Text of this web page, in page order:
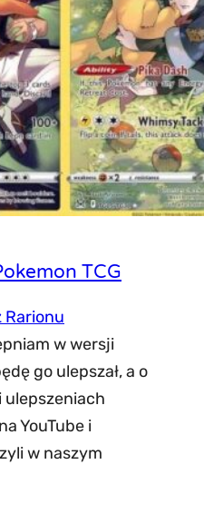
TCG
Rarionu
w wersji
go ulepszał, a o
YouTube i
w naszym